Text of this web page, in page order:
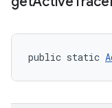
public static